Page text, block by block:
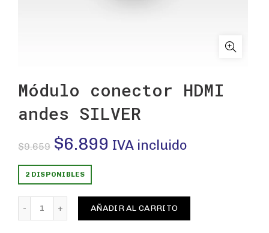
Módulo conector HDMI
andes SILVER
$9.659 El
precio
original
era:
$6.899 El
actual
es:
IVA incluido
2 DISPONIBLES
Módulo conector HDMI andes SILVER cantidad
AÑADIR AL CARRITO